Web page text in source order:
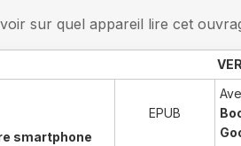
sur quel appareil lire cet
smartphone
EPUB